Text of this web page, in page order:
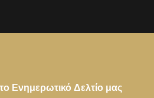
Ενημερωτικό Δελτίο μας